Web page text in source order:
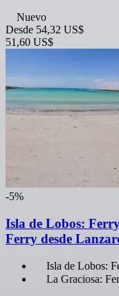
Nuevo
Desde 54,32 US$
51,60 US$
-5%
Isla de Lobos:
Ferry desde
Isla de Lobos:
La Graciosa: